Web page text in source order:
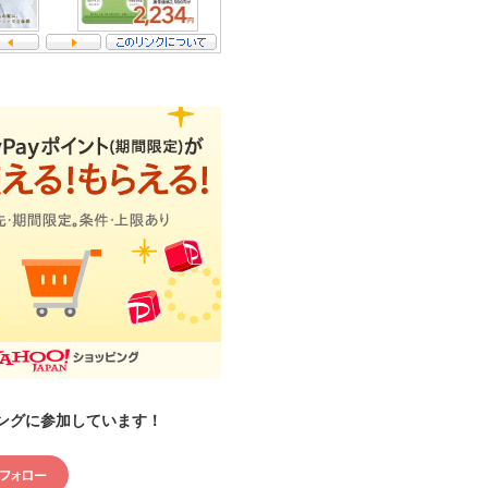
グに参加しています！